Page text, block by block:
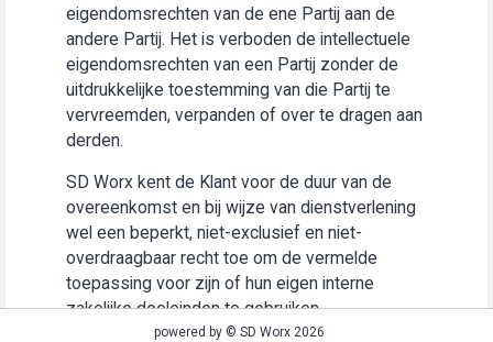
eigendomsrechten van de ene Partij aan de
andere Partij. Het is verboden de intellectuele
eigendomsrechten van een Partij zonder de
uitdrukkelijke toestemming van die Partij te
vervreemden, verpanden of over te dragen aan
derden.
SD Worx kent de Klant voor de duur van de
overeenkomst en bij wijze van dienstverlening
wel een beperkt, niet-exclusief en niet-
overdraagbaar recht toe om de vermelde
toepassing voor zijn of hun eigen interne
zakelijke doeleinden te gebruiken
(“Gebruiksrecht”).powered by © SD Worx 2026